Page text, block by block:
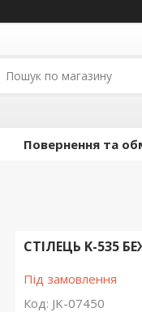
Повернення та
СТІЛЕЦЬ K-535
Під замовлення
Код: JK-07450